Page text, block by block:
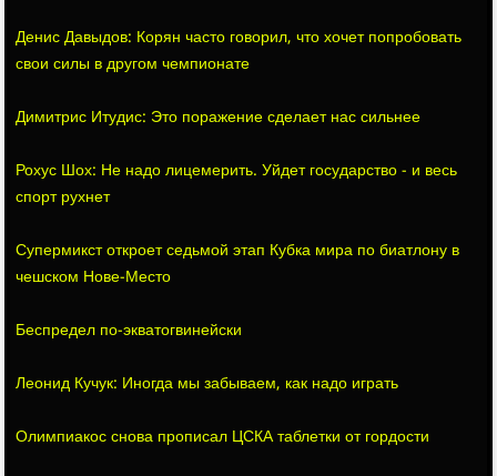
Денис Давыдов: Корян часто говорил, что хочет попробовать
свои силы в другом чемпионате
Димитрис Итудис: Это поражение сделает нас сильнее
Рохус Шох: Не надо лицемерить. Уйдет государство - и весь
спорт рухнет
Супермикст откроет седьмой этап Кубка мира по биатлону в
чешском Нове-Место
Беспредел по-экватогвинейски
Леонид Кучук: Иногда мы забываем, как надо играть
Олимпиакос снова прописал ЦСКА таблетки от гордости